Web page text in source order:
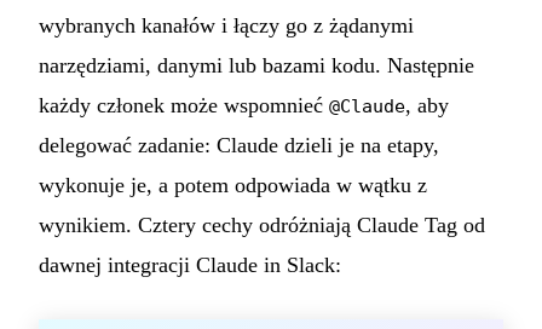
wybranych kanałów i łączy go z żądanymi
narzędziami, danymi lub bazami kodu. Następnie
każdy członek może wspomnieć @Claude, aby
delegować zadanie: Claude dzieli je na etapy,
wykonuje je, a potem odpowiada w wątku z
wynikiem. Cztery cechy odróżniają Claude Tag od
dawnej integracji Claude in Slack: